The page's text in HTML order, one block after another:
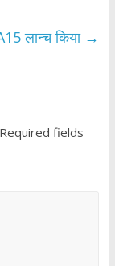
लान्च किया →
Required fields